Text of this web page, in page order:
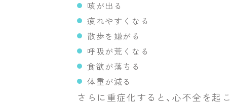
咳が出る
疲れやすくなる
散歩を嫌がる
呼吸が荒くなる
食欲が落ちる
体重が減る
さらに重症化すると、心不全を起